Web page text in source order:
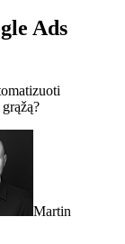
Ads
Martin